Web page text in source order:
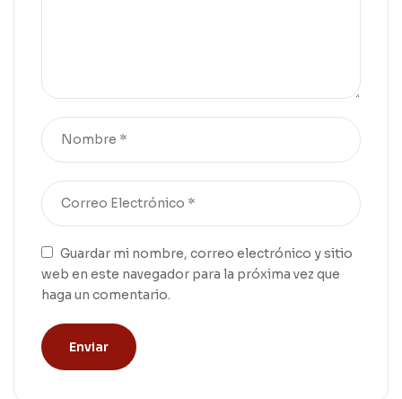
Guardar mi nombre, correo electrónico y sitio
web en este navegador para la próxima vez que
haga un comentario.